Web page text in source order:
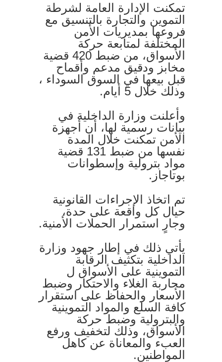
تمكنت الإدارة العامة لشرطة
التموين والتجارة بالتنسيق مع
فروعها بمديريات الأمن
المختلفة لمتابعة حركة
الأسواق، من ضبط 420 قضية
مخابز ودقيق مدعم وأقماح
قبل بيعها في السوق السوداء ،
وذلك خلال 5 أيام.
وأعلنت وزارة الداخلية في
بيانات رسمية لها، أن أجهزة
الأمن تمكنت خلال المدة
نفسها من ضبط 131 قضية
مواد بترولية وإسطوانات
بوتاجاز.
تم اتخاذ الإجراءات القانونية
حيال كل واقعة على حدة،
وجارٍ استمرار الحملات الأمنية.
يأتي ذلك في إطار جهود وزارة
الداخلية بتكثيف الرقابة
التموينية على الأسواق ل
محاربة الغلاء والاحتكار وضبط
الأسعار والحفاظ على استقرار
كافة السلع والمواد التموينية
والبترولية وضبط حركة
الأسواق، وذلك لتخفيف ورفع
العبء والمعاناة عن كاهل
المواطنين.